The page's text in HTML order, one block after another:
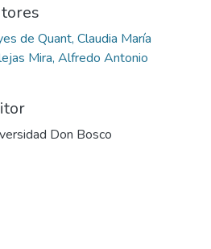
de Quant, Claudia María
Mira, Alfredo Antonio
Don Bosco